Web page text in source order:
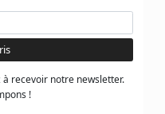
à recevoir notre newsletter.
!